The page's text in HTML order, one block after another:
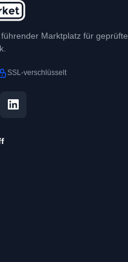
Marktplatz für geprüfte
SSL-verschlüsselt